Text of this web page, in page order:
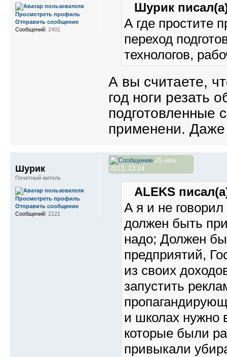
Шурик
А где простите
переход
технологов,
А вы считаете,
год ноги резать
подготовленные
применени. Даже
Просмотреть профиль
Отправить сообщение
Сообщений: 2401
25 июн
2013, 23:24
ALEKS
А я и не
должен быть
надо; Должен
предприятий,
из своих
запустить
и школах нужно
которые были
привыкали
Шурик
Почетный житель
Просмотреть профиль
Отправить сообщение
Сообщений: 2121